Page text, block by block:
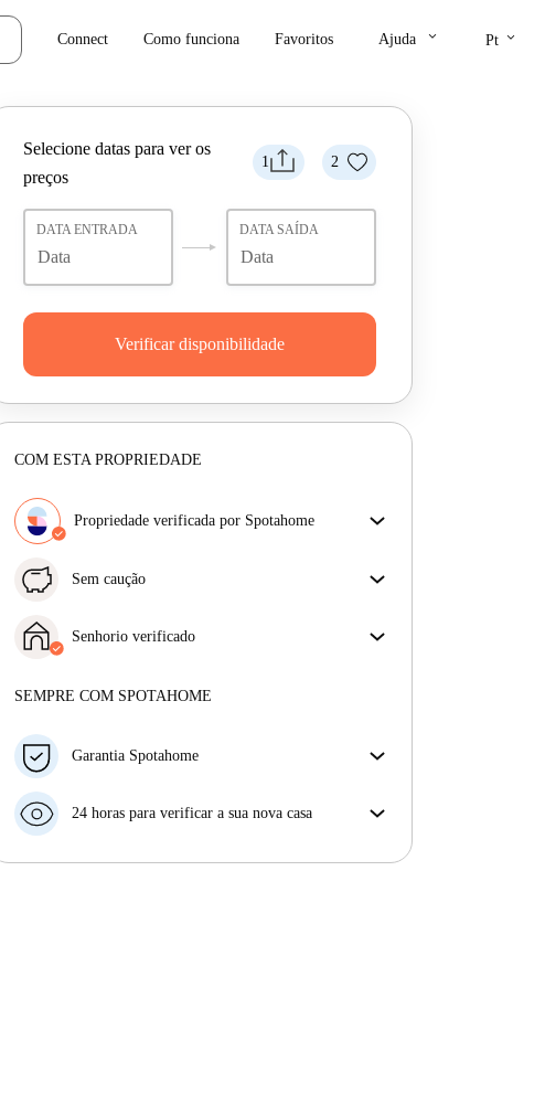
Connect Como funciona Favoritos Ajuda keyboard_arrow_down Pt keyboard_arrow_down
1 2
Selecione datas para ver os
preços
DATA ENTRADA DATA SAÍDA
Verificar disponibilidade
COM ESTA PROPRIEDADE
Propriedade verificada por Spotahome
obténs exatamente o que vês no anúncio.
Sem caução
mudança sem depósito.
Senhorio verificado
Mais sobre este senhorio
SEMPRE COM SPOTAHOME
Garantia Spotahome
antecedência, nós iremos A) pagar um hotel e ajudá-
seu dinheiro na totalidade.
24 horas para verificar a sua nova casa